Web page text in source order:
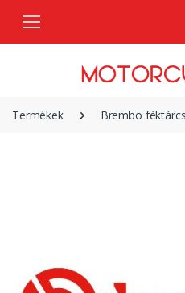
Termékek Brembo